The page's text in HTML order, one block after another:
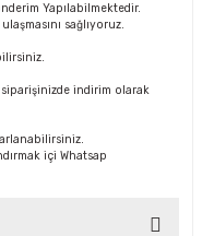
Yapılabilmektedir.
sağlıyoruz.
indirim olarak
içi Whatsap